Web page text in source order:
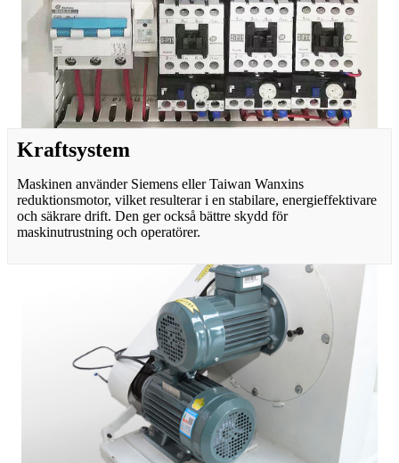
Kraftsystem
Maskinen använder Siemens eller Taiwan Wanxins
reduktionsmotor, vilket resulterar i en stabilare, energieffektivare
och säkrare drift. Den ger också bättre skydd för
maskinutrustning och operatörer.